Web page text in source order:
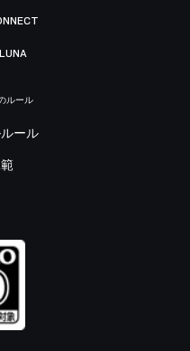
ルール
ール